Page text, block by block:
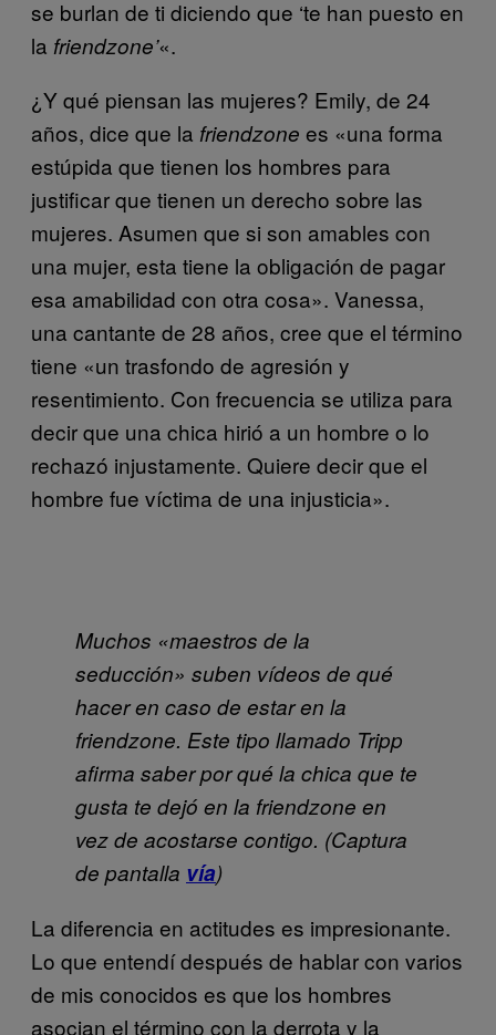
se burlan de ti diciendo que ‘te han puesto en
la friendzone’«.
¿Y qué piensan las mujeres? Emily, de 24
años, dice que la friendzone es «una forma
estúpida que tienen los hombres para
justificar que tienen un derecho sobre las
mujeres. Asumen que si son amables con
una mujer, esta tiene la obligación de pagar
esa amabilidad con otra cosa». Vanessa,
una cantante de 28 años, cree que el término
tiene «un trasfondo de agresión y
resentimiento. Con frecuencia se utiliza para
decir que una chica hirió a un hombre o lo
rechazó injustamente. Quiere decir que el
hombre fue víctima de una injusticia».
Muchos «maestros de la
seducción» suben vídeos de qué
hacer en caso de estar en la
friendzone. Este tipo llamado Tripp
afirma saber por qué la chica que te
gusta te dejó en la friendzone en
vez de acostarse contigo. (Captura
de pantalla vía)
La diferencia en actitudes es impresionante.
Lo que entendí después de hablar con varios
de mis conocidos es que los hombres
asocian el término con la derrota y la